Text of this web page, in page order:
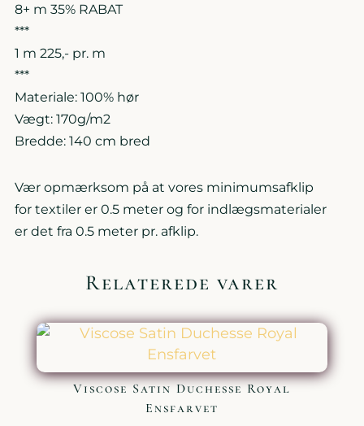
8+ m 35% RABAT
***
1 m 225,- pr. m
***
Materiale: 100% hør
Vægt: 170g/m2
Bredde: 140 cm bred
Vær opmærksom på at vores minimumsafklip
for textiler er 0.5 meter og for indlægsmaterialer
er det fra 0.5 meter pr. afklip.
Relaterede varer
Viscose Satin Duchesse Royal
Ensfarvet